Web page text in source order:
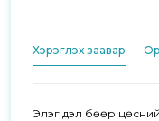
Хэрэглэх заавар
Элэг дэлүү бөөр